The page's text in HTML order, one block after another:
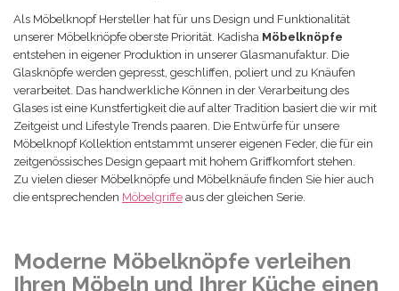
Als Möbelknopf Hersteller hat für uns Design und Funktionalität
unserer Möbelknöpfe oberste Priorität. Kadisha Möbelknöpfe
entstehen in eigener Produktion in unserer Glasmanufaktur. Die
Glasknöpfe werden gepresst, geschliffen, poliert und zu Knäufen
verarbeitet. Das handwerkliche Können in der Verarbeitung des
Glases ist eine Kunstfertigkeit die auf alter Tradition basiert die wir mit
Zeitgeist und Lifestyle Trends paaren. Die Entwürfe für unsere
Möbelknopf Kollektion entstammt unserer eigenen Feder, die für ein
zeitgenössisches Design gepaart mit hohem Griffkomfort stehen.
Zu vielen dieser Möbelknöpfe und Möbelknäufe finden Sie hier auch
die entsprechenden Möbelgriffe aus der gleichen Serie.
Moderne Möbelknöpfe verleihen
Ihren Möbeln und Ihrer Küche einen